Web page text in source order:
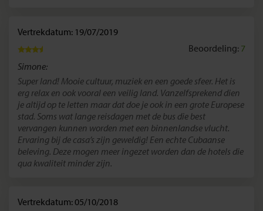
Vertrekdatum: 19/07/2019
Beoordeling: 7
Simone:
Super land! Mooie cultuur, muziek en een goede sfeer. Het is
erg relax en ook vooral een veilig land. Vanzelfsprekend dien
je altijd op te letten maar dat doe je ook in een grote Europese
stad. Soms wat lange reisdagen met de bus die best
vervangen kunnen worden met een binnenlandse vlucht.
Ervaring bij de casa’s zijn geweldig! Een echte Cubaanse
beleving. Deze mogen meer ingezet worden dan de hotels die
qua kwaliteit minder zijn.
Vertrekdatum: 05/10/2018